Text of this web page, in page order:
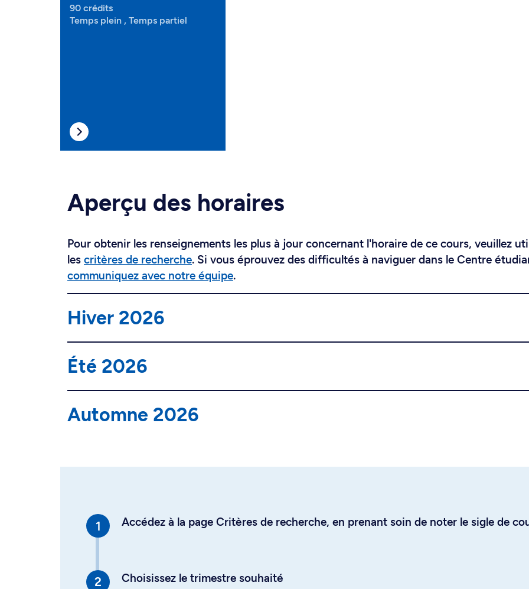
90 crédits
Temps plein , Temps partiel
Aperçu des horaires
Pour obtenir les renseignements les plus à jour concernant l'horaire de ce cours, veuillez
les critères de recherche. Si vous éprouvez des difficultés à naviguer dans le Centre
communiquez avec notre équipe.
Hiver 2026
Été 2026
Automne 2026
Accédez à la page Critères de recherche, en prenant soin de noter le sigle de
Choisissez le trimestre souhaité